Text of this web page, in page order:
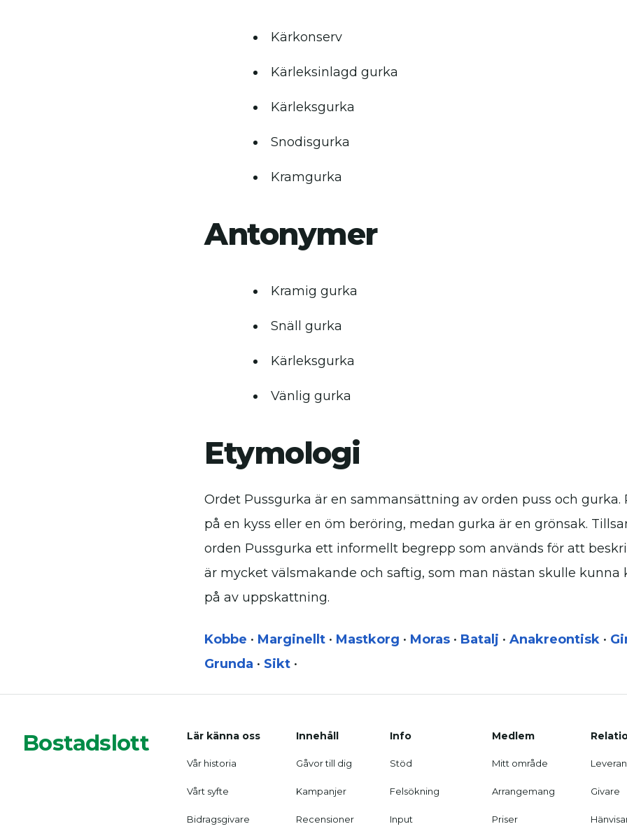
Kärkonserv
Kärleksinlagd gurka
Kärleksgurka
Snodisgurka
Kramgurka
Antonymer
Kramig gurka
Snäll gurka
Kärleksgurka
Vänlig gurka
Etymologi
Ordet Pussgurka är en sammansättning av orden puss och gurka.
på en kyss eller en öm beröring, medan gurka är en grönsak.
orden Pussgurka ett informellt begrepp som används för att
är mycket välsmakande och saftig, som man nästan skulle kunna
på av uppskattning.
Kobbe • Marginellt • Mastkorg • Moras • Batalj • Anakreontisk •
Grunda • Sikt •
Bostadslott Lär känna oss
Vår historia
Vårt syfte
Bidragsgivare
Innehåll
Gåvor till dig
Kampanjer
Recensioner
Info
Stöd
Felsökning
Input
Medlem
Mitt område
Arrangemang
Priser
Givare